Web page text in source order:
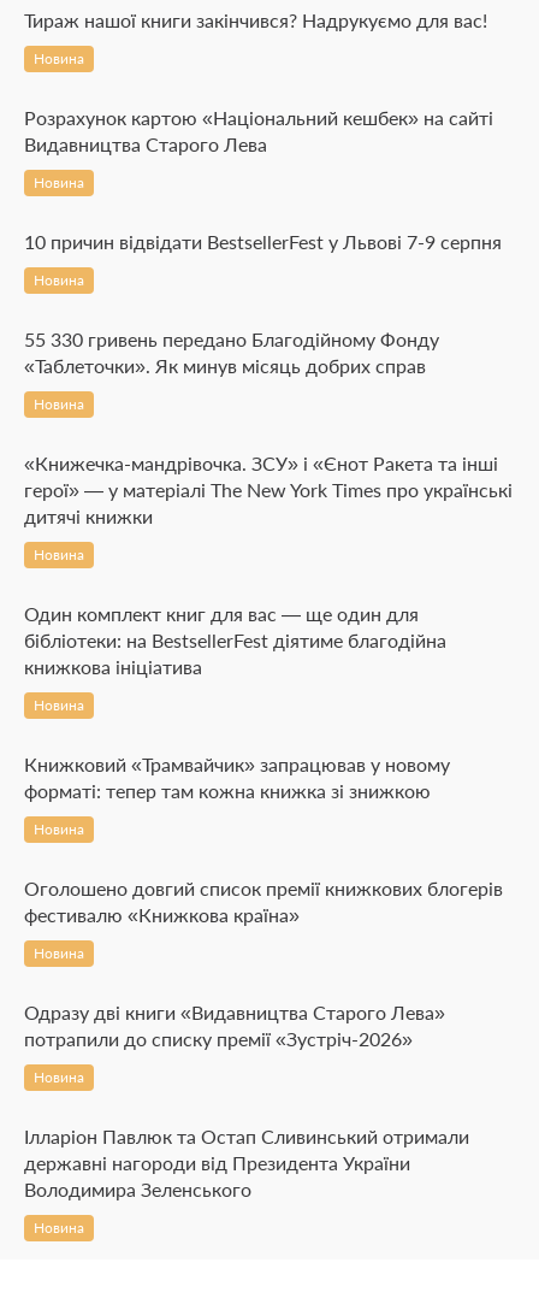
Тираж нашої книги закінчився? Надрукуємо для вас!
Новина
Розрахунок картою «Національний кешбек» на сайті
Видавництва Старого Лева
Новина
10 причин відвідати BestsellerFest у Львові 7-9 серпня
Новина
55 330 гривень передано Благодійному Фонду
«Таблеточки». Як минув місяць добрих справ
Новина
«Книжечка-мандрівочка. ЗСУ» і «Єнот Ракета та інші
герої» — у матеріалі The New York Times про українські
дитячі книжки
Новина
Один комплект книг для вас — ще один для
бібліотеки: на BestsellerFest діятиме благодійна
книжкова ініціатива
Новина
Книжковий «Трамвайчик» запрацював у новому
форматі: тепер там кожна книжка зі знижкою
Новина
Оголошено довгий список премії книжкових блогерів
фестивалю «Книжкова країна»
Новина
Одразу дві книги «Видавництва Старого Лева»
потрапили до списку премії «Зустріч-2026»
Новина
Ілларіон Павлюк та Остап Сливинський отримали
державні нагороди від Президента України
Володимира Зеленського
Новина